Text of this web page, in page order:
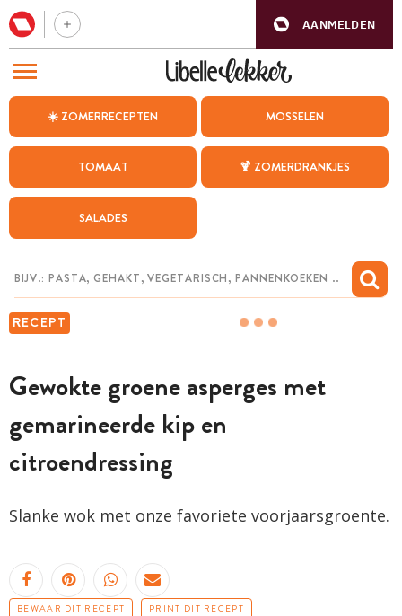
AANMELDEN
☀️ ZOMERRECEPTEN MOSSELEN
TOMAAT 🍹 ZOMERDRANKJES
SALADES
RECEPT
Gewokte groene asperges met
gemarineerde kip en
citroendressing
Slanke wok met onze favoriete voorjaarsgroente.
BEWAAR DIT RECEPT PRINT DIT RECEPT
BEZOEK ONZE ANDERE WEBSITES
WEEKMENU
CHAT MET MAIA
MIJN BEWAARDE RECEPTEN